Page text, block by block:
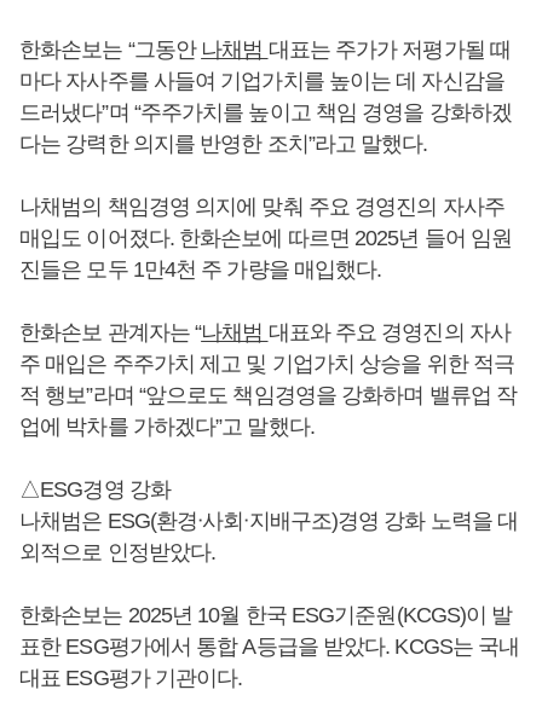
한화손보는 “그동안 나채범 대표는 주가가 저평가될 때
마다 자사주를 사들여 기업가치를 높이는 데 자신감을
드러냈다”며 “주주가치를 높이고 책임 경영을 강화하겠
다는 강력한 의지를 반영한 조치”라고 말했다.
나채범의 책임경영 의지에 맞춰 주요 경영진의 자사주
매입도 이어졌다. 한화손보에 따르면 2025년 들어 임원
진들은 모두 1만4천 주 가량을 매입했다.
한화손보 관계자는 “나채범 대표와 주요 경영진의 자사
주 매입은 주주가치 제고 및 기업가치 상승을 위한 적극
적 행보”라며 “앞으로도 책임경영을 강화하며 밸류업 작
업에 박차를 가하겠다”고 말했다.
△ESG경영 강화
나채범은 ESG(환경ᐧ사회ᐧ지배구조)경영 강화 노력을 대
외적으로 인정받았다.
한화손보는 2025년 10월 한국 ESG기준원(KCGS)이 발
표한 ESG평가에서 통합 A등급을 받았다. KCGS는 국내
대표 ESG평가 기관이다.